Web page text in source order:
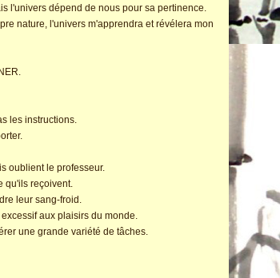
l'univers dépend de nous pour sa pertinence.
nature, l'univers m'apprendra et révélera mon
les instructions.
oublient le professeur.
qu'ils reçoivent.
leur sang-froid.
aux plaisirs du monde.
une grande variété de tâches.